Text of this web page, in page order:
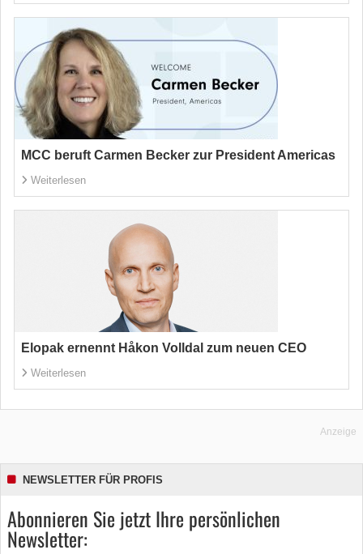
MCC beruft Carmen Becker zur President Americas
Weiterlesen
Elopak ernennt Håkon Volldal zum neuen CEO
Weiterlesen
Anzeige
NEWSLETTER FÜR PROFIS
Abonnieren Sie jetzt Ihre persönlichen
Newsletter: